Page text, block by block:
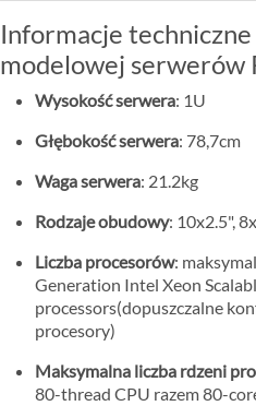
Informacje
modelowej serwerów
Wysokość serwera: 1U
Głębokość serwera: 78,7cm
Waga serwera: 21.2kg
Rodzaje obudowy: 10x2.5",
Liczba procesorów:
Generation Intel Xeon
processors(dopuszczalne
procesory)
Maksymalna liczba rdzeni
80-thread CPU razem 80-